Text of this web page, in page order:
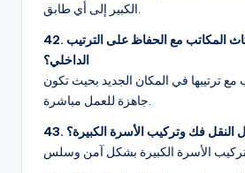
الكبير إلى أي طابق.
42. هل يمكن نقل أثاث المكاتب مع الحفاظ على الترتيب
الداخلي؟
مع ترتيبها في المكان الجديد بحيث تكون
جاهزة للعمل مباشرة.
النقل فك وتركيب الأسرة الكبيرة؟